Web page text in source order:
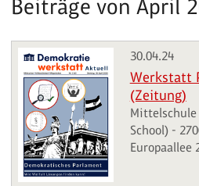
Beiträge von April
30.04.24
Werkstatt
(Zeitung)
School) -
Europaallee